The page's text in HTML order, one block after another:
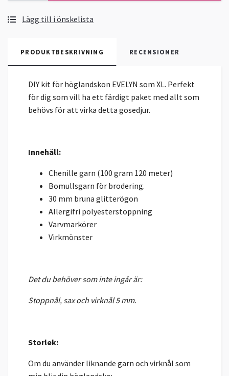
Lägg till i önskelista
PRODUKTBESKRIVNING RECENSIONER
DIY kit för höglandskon EVELYN som XL. Perfekt
för dig som vill ha ett färdigt paket med allt som
behövs för att virka detta gosedjur.
Innehåll:
Chenille garn (100 gram 120 meter)
Bomullsgarn för brodering.
30 mm bruna glitterögon
Allergifri polyesterstoppning
Varvmarkörer
Virkmönster
Det du behöver som inte ingår är:
Stoppnål, sax och virknål 5 mm.
Storlek:
Om du använder liknande garn och virknål som